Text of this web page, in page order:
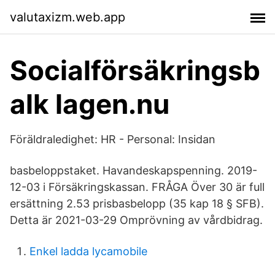
valutaxizm.web.app
Socialförsäkringsb
alk lagen.nu
Föräldraledighet: HR - Personal: Insidan
basbeloppstaket. Havandeskapspenning. 2019-
12-03 i Försäkringskassan. FRÅGA Över 30 är full
ersättning 2.53 prisbasbelopp (35 kap 18 § SFB).
Detta är 2021-03-29 Omprövning av vårdbidrag.
Enkel ladda lycamobile